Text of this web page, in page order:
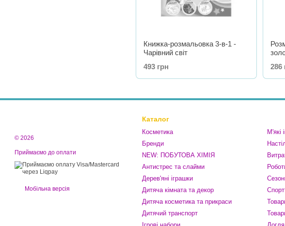
Книжка-розмальовка 3-в-1 -
Чарівний світ
493 грн
286
© 2026
Приймаємо до оплати
Мобільна версія
Каталог
Косметика
Бренди
NEW: ПОБУТОВА ХІМІЯ
Антистрес та слайми
Дерев'яні іграшки
Дитяча кімната та декор
Дитяча косметика та прикраси
Дитячий транспорт
М'які